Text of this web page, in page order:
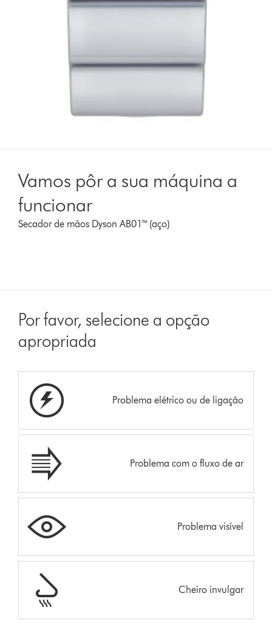
Vamos pôr a sua máquina a
funcionar
Secador de mãos Dyson AB01™ (aço)
Por favor, selecione a opção
apropriada
Problema elétrico ou de ligação
Problema com o fluxo de ar
Problema visível
Cheiro invulgar